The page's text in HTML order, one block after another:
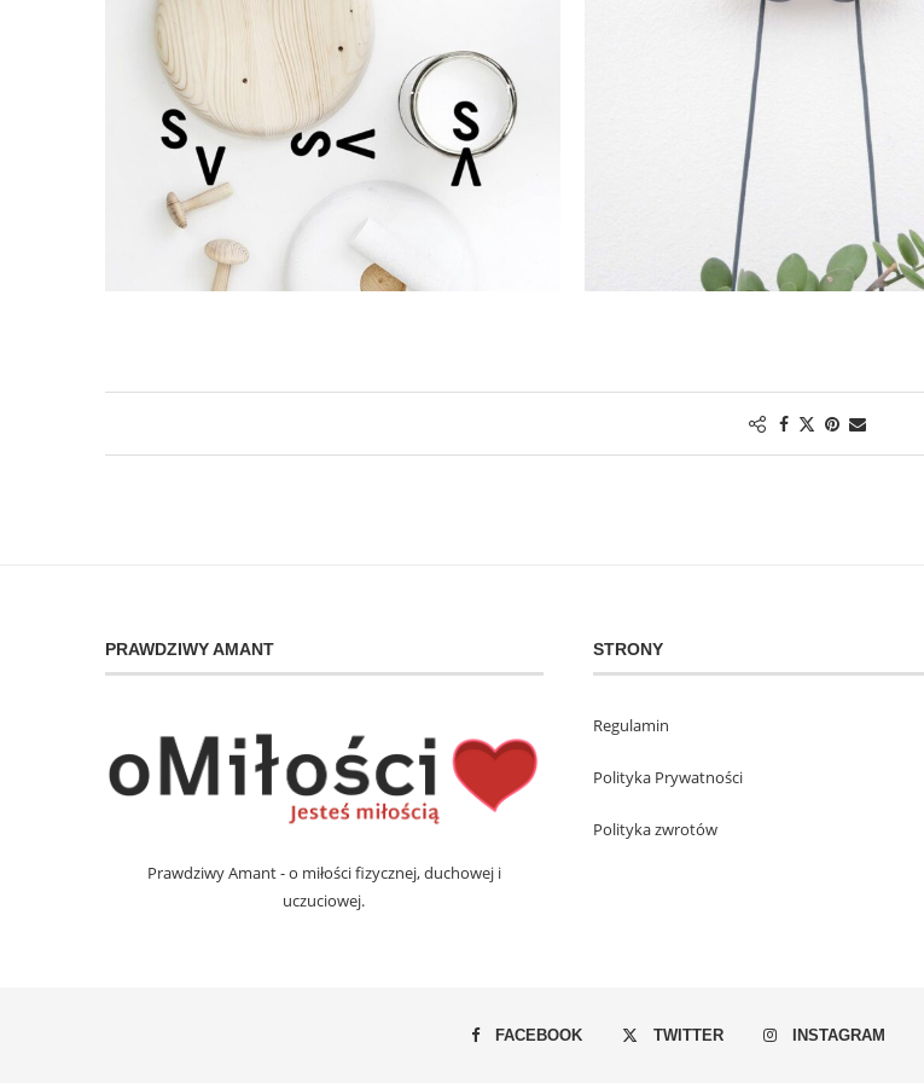
PRAWDZIWY AMANT
Prawdziwy Amant - o miłości fizycznej, duchowej i
uczuciowej.
STRONY
Regulamin
Polityka Prywatności
Polityka zwrotów
FACEBOOK TWITTER INSTAGRAM